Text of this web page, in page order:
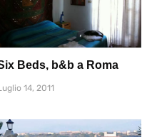
Beds, b&b a Roma
14, 2011